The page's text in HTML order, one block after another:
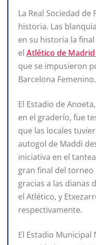
La Real Sociedad
historia. Las
en su historia la final
el Atlético de
que se impusieron
Barcelona Femenino.
El Estadio de
en el graderío, fue
que las locales
autogol de Maddi
iniciativa en el
gran final del torneo
gracias a las dianas
el Atlético, y
respectivamente.
El Estadio Municipal